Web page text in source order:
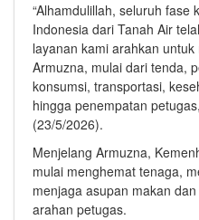
“Alhamdulillah, seluruh fase
Indonesia dari Tanah Air
layanan kami arahkan
Armuzna, mulai dari tenda,
konsumsi, transportasi,
hingga penempatan
(23/5/2026).
Menjelang Armuzna,
mulai menghemat tenaga,
menjaga asupan makan
arahan petugas.